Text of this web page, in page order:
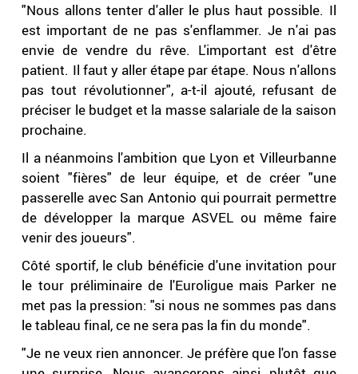
"Nous allons tenter d'aller le plus haut possible. Il
est important de ne pas s'enflammer. Je n'ai pas
envie de vendre du rêve. L'important est d'être
patient. Il faut y aller étape par étape. Nous n'allons
pas tout révolutionner", a-t-il ajouté, refusant de
préciser le budget et la masse salariale de la saison
prochaine.
Il a néanmoins l'ambition que Lyon et Villeurbanne
soient "fières" de leur équipe, et de créer "une
passerelle avec San Antonio qui pourrait permettre
de développer la marque ASVEL ou même faire
venir des joueurs".
Côté sportif, le club bénéficie d'une invitation pour
le tour préliminaire de l'Euroligue mais Parker ne
met pas la pression: "si nous ne sommes pas dans
le tableau final, ce ne sera pas la fin du monde".
"Je ne veux rien annoncer. Je préfère que l'on fasse